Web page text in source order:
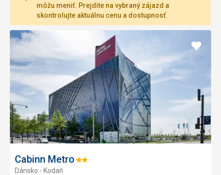
môžu meniť. Prejdite na vybraný zájazd a
skontrolujte aktuálnu cenu a dostupnosť.
Cabinn Metro Hodnotenie:
Dánsko - Kodaň
Pridať